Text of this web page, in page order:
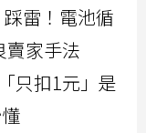
雷！電池循
賣家手法
只扣1元」是